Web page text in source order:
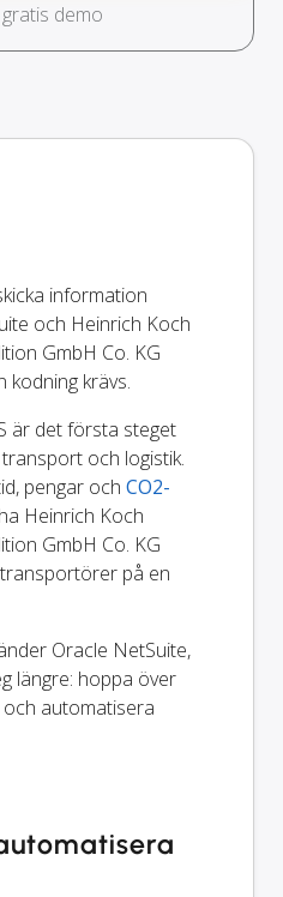
demo
information
och Heinrich Koch
GmbH Co. KG
krävs.
är det första steget
och logistik.
pengar och CO2-
Heinrich Koch
GmbH Co. KG
på en
Oracle NetSuite,
längre: hoppa över
automatisera